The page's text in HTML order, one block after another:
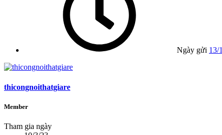
Ngày gửi 13/
thicongnoithatgiare
Member
Tham gia ngày